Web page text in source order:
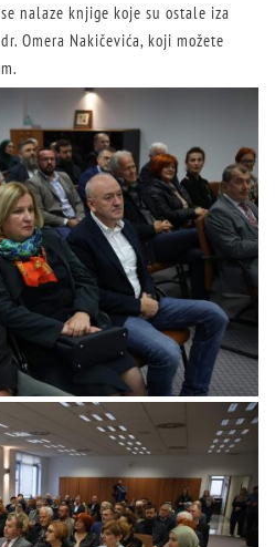
nalaze knjige koje su ostale iza
Omera Nakičevića, koji možete